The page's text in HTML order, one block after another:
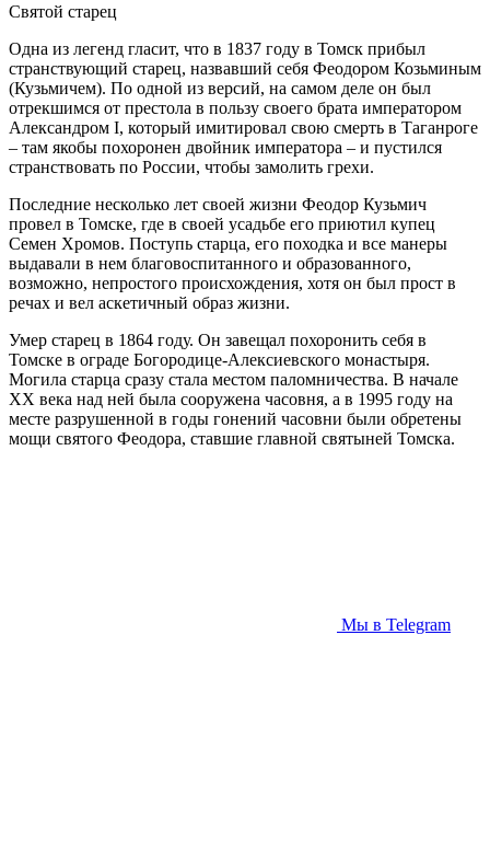
Святой старец
Одна из легенд гласит, что в 1837 году в Томск прибыл
странствующий старец, назвавший себя Феодором Козьминым
(Кузьмичем). По одной из версий, на самом деле он был
отрекшимся от престола в пользу своего брата императором
Александром I, который имитировал свою смерть в Таганроге
– там якобы похоронен двойник императора – и пустился
странствовать по России, чтобы замолить грехи.
Последние несколько лет своей жизни Феодор Кузьмич
провел в Томске, где в своей усадьбе его приютил купец
Семен Хромов. Поступь старца, его походка и все манеры
выдавали в нем благовоспитанного и образованного,
возможно, непростого происхождения, хотя он был прост в
речах и вел аскетичный образ жизни.
Умер старец в 1864 году. Он завещал похоронить себя в
Томске в ограде Богородице-Алексиевского монастыря.
Могила старца сразу стала местом паломничества. В начале
XX века над ней была сооружена часовня, а в 1995 году на
месте разрушенной в годы гонений часовни были обретены
мощи святого Феодора, ставшие главной святыней Томска.
Мы в Telegram